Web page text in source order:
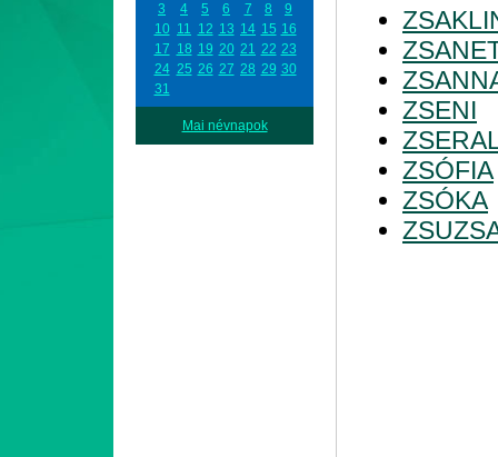
3
4 5 6 7 8
9
10 11 12 13 14 15 16
17 18 19 20 21 22 23
24 25 26 27 28 29 30
31
Mai névnapok
ZSENI
ZSÓFIA
ZSÓKA